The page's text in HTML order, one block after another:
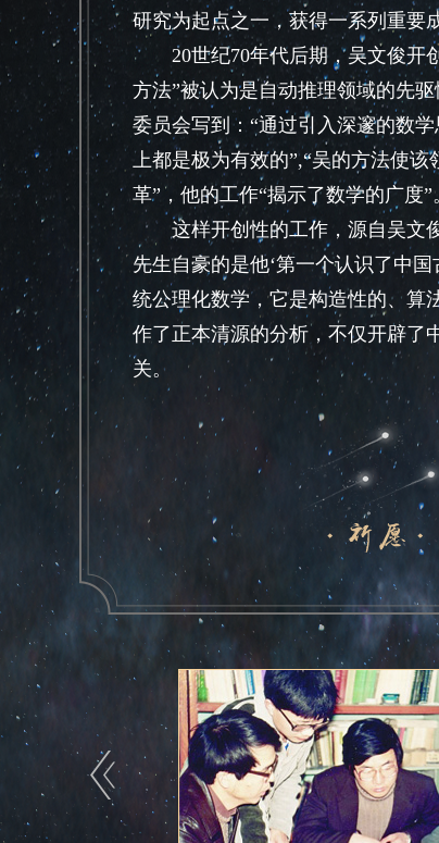
研究为起点之一，获得一系列重要
20世纪70年代后期，吴文俊开创
方法”被认为是自动推理领域的先
委员会写到：“通过引入深邃的数
上都是极为有效的”,“吴的方法使
革”，他的工作“揭示了数学的广度”
这样开创性的工作，源自吴文俊
先生自豪的是他‘第一个认识了中
统公理化数学，它是构造性的、算
作了正本清源的分析，不仅开辟了
关。
开创属于我们自己的研究领域
思想始终贯穿于吴文俊的学术生
家之一，他的工作对数学与计算机
2.数学世界的“老顽童”
吴文俊被称作“老顽童”，他心思
情总坦然承认、虚心求教。
中科院数学与系统科学研究院曾
一次，他坐在第一排认真听别人
示：“其实今天的难题我听不懂”，
就做不下去了”。
吴文俊爱赤脚穿皮鞋，声称自己
广为流传。郭雷说：“正因为吴先
面求其甚解，理解得比所有人都深